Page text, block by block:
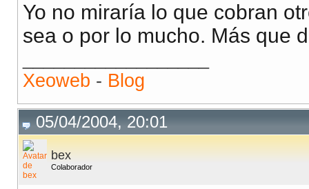
Yo no miraría lo que cobran
sea o por lo mucho. Más que
Xeoweb - Blog
05/04/2004, 20:01
bex
Colaborador